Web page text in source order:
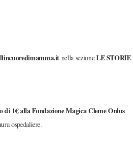
nella sezioneLE STORIE.
di 1€ allaFondazione Magica Cleme Onlus
ospedaliere.